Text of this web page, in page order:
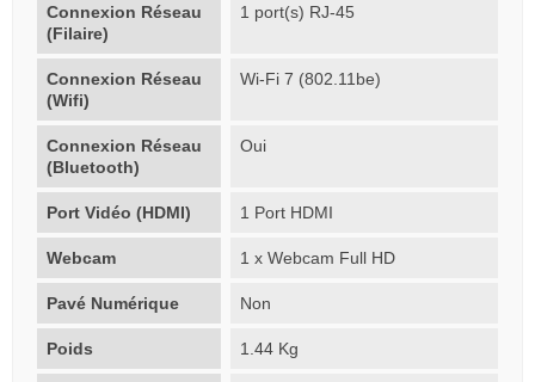
Connexion Réseau
(Filaire)
1 port(s) RJ-45
Connexion Réseau
(Wifi)
Wi-Fi 7 (802.11be)
Connexion Réseau
(Bluetooth)
Oui
Port Vidéo (HDMI) 1 Port HDMI
Webcam 1 x Webcam Full HD
Pavé Numérique Non
Poids 1.44 Kg